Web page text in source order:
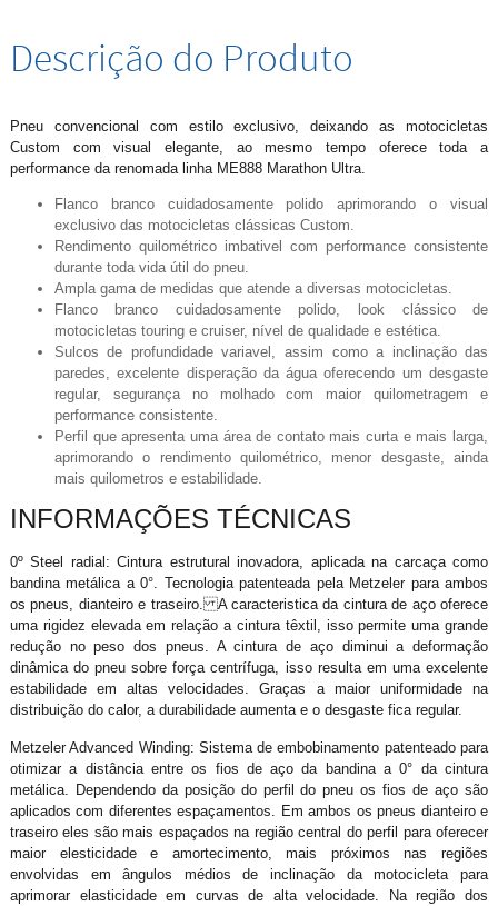
Descrição do Produto
Pneu convencional com estilo exclusivo, deixando as motocicletas
Custom com visual elegante, ao mesmo tempo oferece toda a
performance da renomada linha ME888 Marathon Ultra.
Flanco branco cuidadosamente polido aprimorando o visual
exclusivo das motocicletas clássicas Custom.
Rendimento quilométrico imbativel com performance consistente
durante toda vida útil do pneu.
Ampla gama de medidas que atende a diversas motocicletas.
Flanco branco cuidadosamente polido, look clássico de
motocicletas touring e cruiser, nível de qualidade e estética.
Sulcos de profundidade variavel, assim como a inclinação das
paredes, excelente disperação da água oferecendo um desgaste
regular, segurança no molhado com maior quilometragem e
performance consistente.
Perfil que apresenta uma área de contato mais curta e mais larga,
aprimorando o rendimento quilométrico, menor desgaste, ainda
mais quilometros e estabilidade.
INFORMAÇÕES TÉCNICAS
0º Steel radial: Cintura estrutural inovadora, aplicada na carcaça como
bandina metálica a 0°. Tecnologia patenteada pela Metzeler para ambos
os pneus, dianteiro e traseiro. A caracteristica da cintura de aço oferece
uma rigidez elevada em relação a cintura têxtil, isso permite uma grande
redução no peso dos pneus. A cintura de aço diminui a deformação
dinâmica do pneu sobre força centrífuga, isso resulta em uma excelente
estabilidade em altas velocidades. Graças a maior uniformidade na
distribuição do calor, a durabilidade aumenta e o desgaste fica regular.
Metzeler Advanced Winding: Sistema de embobinamento patenteado para
otimizar a distância entre os fios de aço da bandina a 0° da cintura
metálica. Dependendo da posição do perfil do pneu os fios de aço são
aplicados com diferentes espaçamentos. Em ambos os pneus dianteiro e
traseiro eles são mais espaçados na região central do perfil para oferecer
maior elesticidade e amortecimento, mais próximos nas regiões
envolvidas em ângulos médios de inclinação da motocicleta para
aprimorar elasticidade em curvas de alta velocidade. Na região dos